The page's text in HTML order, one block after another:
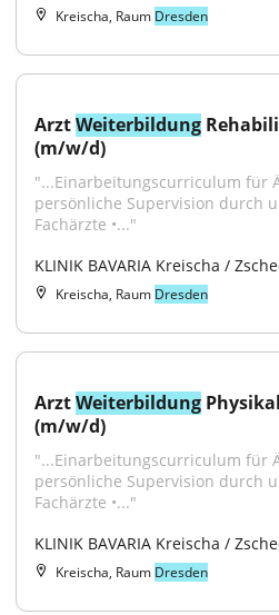
Kreischa, Raum Dresden
Arzt Weiterbildung
(m/w/d)
"...Einarbeitungscurriculum für
persönliche Supervision durch
Fachärzte •..."
KLINIK BAVARIA Kreischa /
Kreischa, Raum Dresden
Arzt Weiterbildung
(m/w/d)
"...Einarbeitungscurriculum für
persönliche Supervision durch
Fachärzte •..."
KLINIK BAVARIA Kreischa /
Kreischa, Raum Dresden